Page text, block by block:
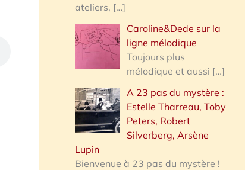
ateliers, […]
Caroline&Dede sur la
ligne mélodique
Toujours plus
mélodique et aussi […]
A 23 pas du mystère :
Estelle Tharreau, Toby
Peters, Robert
Silverberg, Arsène
Lupin
Bienvenue à 23 pas du mystère !